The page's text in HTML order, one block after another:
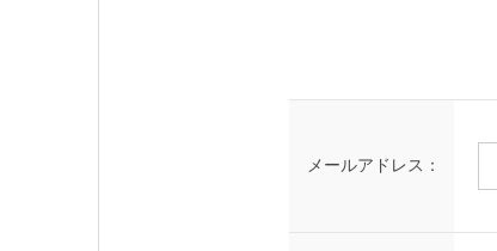
メールアドレス：